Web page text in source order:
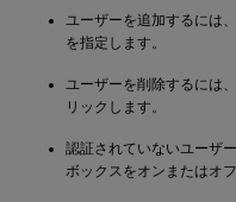
ユーザーを追加するには、
を指定します。
ユーザーを削除するには
リックします。
認証されていないユーザ
ボックスをオンまたはオフ